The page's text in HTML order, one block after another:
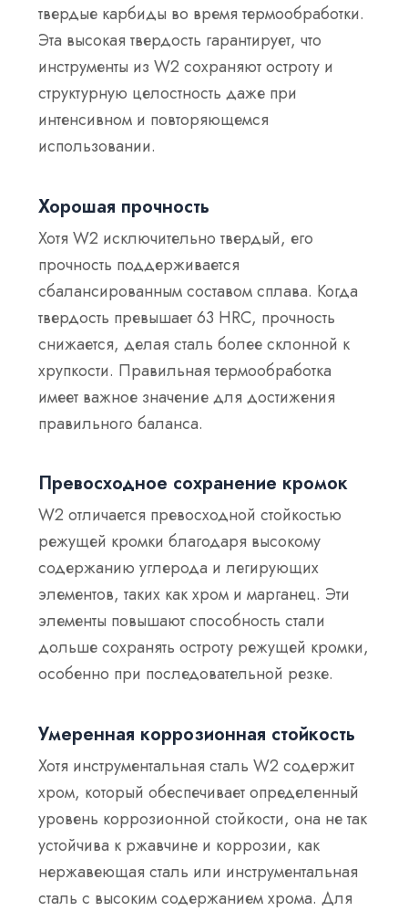
твердые карбиды во время термообработки.
Эта высокая твердость гарантирует, что
инструменты из W2 сохраняют остроту и
структурную целостность даже при
интенсивном и повторяющемся
использовании.
Хорошая прочность
Хотя W2 исключительно твердый, его
прочность поддерживается
сбалансированным составом сплава. Когда
твердость превышает 63 HRC, прочность
снижается, делая сталь более склонной к
хрупкости. Правильная термообработка
имеет важное значение для достижения
правильного баланса.
Превосходное сохранение кромок
W2 отличается превосходной стойкостью
режущей кромки благодаря высокому
содержанию углерода и легирующих
элементов, таких как хром и марганец. Эти
элементы повышают способность стали
дольше сохранять остроту режущей кромки,
особенно при последовательной резке.
Умеренная коррозионная стойкость
Хотя инструментальная сталь W2 содержит
хром, который обеспечивает определенный
уровень коррозионной стойкости, она не так
устойчива к ржавчине и коррозии, как
нержавеющая сталь или инструментальная
сталь с высоким содержанием хрома. Для